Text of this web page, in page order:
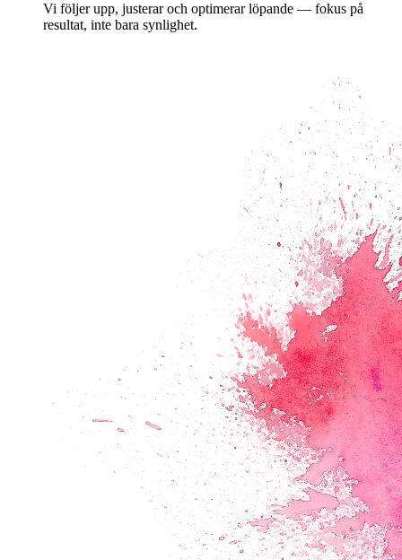
Vi följer upp, justerar och optimerar löpande — fokus på
resultat, inte bara synlighet.